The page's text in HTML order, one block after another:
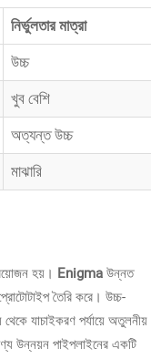
নির্ভুলতার মাত্রা
উচ্চ
খুব বেশি
অত্যন্ত উচ্চ
মাঝারি
হয়। Enigma উন্নত
তৈরি করে। উচ্চ-
থেকে যাচাইকরণ পর্যায়ে অতুলনীয়
উন্নয়ন পাইপলাইনের একটি